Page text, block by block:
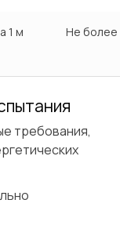
1 м
Не более
требования,